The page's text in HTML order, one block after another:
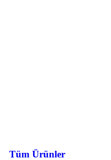
Tüm Ürünler